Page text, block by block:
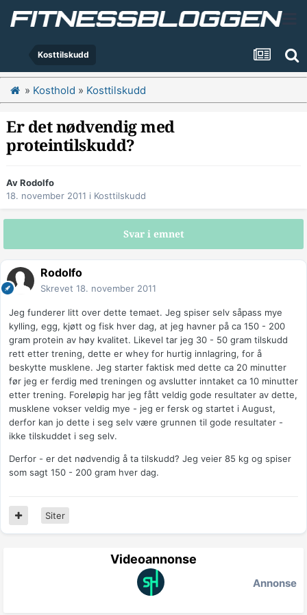
Kosttilskudd
» Kosthold » Kosttilskudd
Er det nødvendig med
proteintilskudd?
AvRodolfo
18. november 2011 i Kosttilskudd
Svar i emnet
Rodolfo
Skrevet 18. november 2011
Jeg funderer litt over dette temaet. Jeg spiser selv såpass mye
kylling, egg, kjøtt og fisk hver dag, at jeg havner på ca 150 - 200
gram protein av høy kvalitet. Likevel tar jeg 30 - 50 gram tilskudd
rett etter trening, dette er whey for hurtig innlagring, for å
beskytte musklene. Jeg starter faktisk med dette ca 20 minutter
før jeg er ferdig med treningen og avslutter inntaket ca 10 minutter
etter trening. Foreløpig har jeg fått veldig gode resultater av dette,
musklene vokser veldig mye - jeg er fersk og startet i August,
derfor kan jo dette i seg selv være grunnen til gode resultater -
ikke tilskuddet i seg selv.
Derfor - er det nødvendig å ta tilskudd? Jeg veier 85 kg og spiser
som sagt 150 - 200 gram hver dag.
Siter
Videoannonse
Annonse